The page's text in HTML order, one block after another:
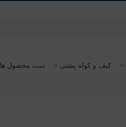
کیف و کوله پشتی ست محصول ها